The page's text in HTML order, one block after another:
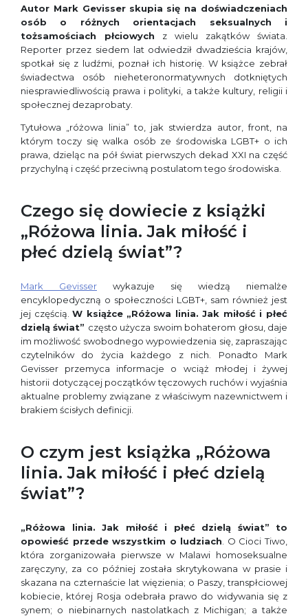
Autor Mark Gevisser skupia się na doświadczeniach
osób o różnych orientacjach seksualnych i
tożsamościach płciowych z wielu zakątków świata.
Reporter przez siedem lat odwiedził dwadzieścia krajów,
spotkał się z ludźmi, poznał ich historię. W książce zebrał
świadectwa osób nieheteronormatywnych dotkniętych
niesprawiedliwością prawa i polityki, a także kultury, religii i
społecznej dezaprobaty.
Tytułowa „różowa linia” to, jak stwierdza autor, front, na
którym toczy się walka osób ze środowiska LGBT+ o ich
prawa, dzieląc na pół świat pierwszych dekad XXI na część
przychylną i część przeciwną postulatom tego środowiska.
Czego się dowiecie z książki
„Różowa linia. Jak miłość i
płeć dzielą świat”?
Mark Gevisser wykazuje się wiedzą niemalże
encyklopedyczną o społeczności LGBT+, sam również jest
jej częścią.W książce „Różowa linia. Jak miłość i płeć
dzielą świat” często użycza swoim bohaterom głosu, daje
im możliwość swobodnego wypowiedzenia się, zapraszając
czytelników do życia każdego z nich. Ponadto Mark
Gevisser przemyca informacje o wciąż młodej i żywej
historii dotyczącej początków tęczowych ruchów i wyjaśnia
aktualne problemy związane z właściwym nazewnictwem i
brakiem ścisłych definicji.
O czym jest książka „Różowa
linia. Jak miłość i płeć dzielą
świat”?
„Różowa linia. Jak miłość i płeć dzielą świat” to
opowieść przede wszystkim o ludziach . O Cioci Tiwo,
która zorganizowała pierwsze w Malawi homoseksualne
zaręczyny, za co później została skrytykowana w prasie i
skazana na czternaście lat więzienia; o Paszy, transpłciowej
kobiecie, której Rosja odebrała prawo do widywania się z
synem; o niebinarnych nastolatkach z Michigan; a także